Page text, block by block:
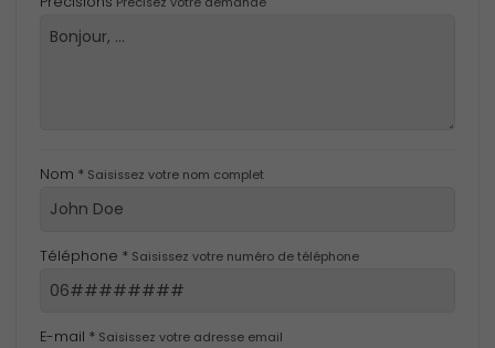
Nom * Saisissez votre nom complet
Téléphone * Saisissez votre numéro de téléphone
E-mail * Saisissez votre adresse email